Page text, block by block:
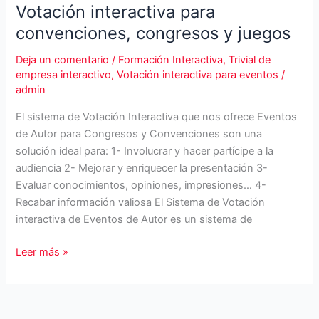
Votación interactiva para
convenciones, congresos y juegos
Deja un comentario / Formación Interactiva,Trivial de
empresa interactivo,Votación interactiva para eventos /
admin
El sistema de Votación Interactiva que nos ofrece Eventos
de Autor para Congresos y Convenciones son una
solución ideal para: 1- Involucrar y hacer partícipe a la
audiencia 2- Mejorar y enriquecer la presentación 3-
Evaluar conocimientos, opiniones, impresiones… 4-
Recabar información valiosa El Sistema de Votación
interactiva de Eventos de Autor es un sistema de
Votación
Leer más »